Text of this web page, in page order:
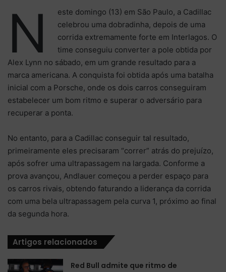
N
este domingo (13) em São Paulo, a Cadillac
celebrou uma dobradinha, depois de uma
corrida extremamente forte em Interlagos. O
time conseguiu converter a pole obtida por
Alex Lynn no sábado, em um grande resultado para a
marca americana. A conquista foi obtida após uma batalha
inicial com a Porsche, onde os dois carros conseguiram
estabelecer um bom ritmo e superar o adversário para
recuperar a ponta.
No entanto, para a Cadillac conseguir tal resultado,
primeiramente eles precisaram “correr” atrás do prejuízo,
após sofrer uma ultrapassagem na largada. Conforme a
prova avançou, Andlauer começou a perder espaço para
os carros rivais, obtendo faturando a liderança da corrida
com uma bela ultrapassagem pela curva 1, próximo ao final
da segunda hora.
Artigos relacionados
Red Bull admite que ritmo de